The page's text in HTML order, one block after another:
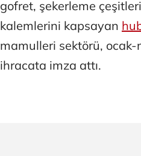
gofret, şekerleme
kalemlerini kapsayan
mamulleri sektörü, ocak-
ihracata imza attı.